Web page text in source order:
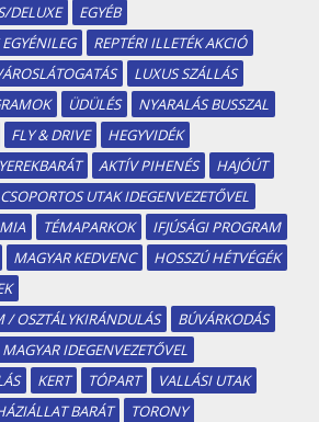
DELUXE
EGYÉB
REPTÉRI ILLETÉK AKCIÓ
LUXUS SZÁLLÁS
ÜDÜLÉS
NYARALÁS BUSSZAL
FLY & DRIVE
HEGYVIDÉK
AKTÍV PIHENÉS
HAJÓÚT
CSOPORTOS UTAK IDEGENVEZETŐVEL
TÉMAPARKOK
IFJÚSÁGI PROGRAM
MAGYAR KEDVENC
HOSSZÚ HÉTVÉGÉK
/ OSZTÁLYKIRÁNDULÁS
BÚVÁRKODÁS
MAGYAR IDEGENVEZETŐVEL
KERT TÓPART
VALLÁSI UTAK
BARÁT TORONY